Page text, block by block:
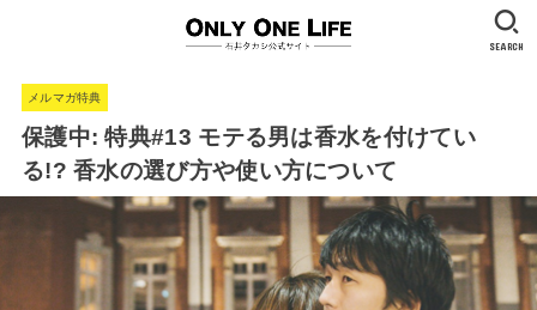
SEARCH
メルマガ特典
保護中: 特典#13 モテる男は香水を付けてい
る!? 香水の選び方や使い方について